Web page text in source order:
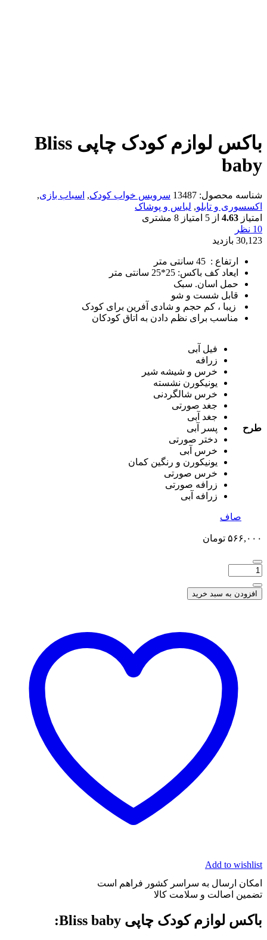
باکس لوازم کودک چاپی Bliss
baby
شناسه محصول: 13487 سرویس خواب کودک, اسباب بازی,
اکسسوری و تابلو, لباس و پوشاک
امتیاز 4.63 از 5 امتیاز 8 مشتری
10 نظر
30,123 بازدید
ارتفاع : 45 سانتی متر
ایعاد کف باکس: 25*25 سانتی متر
حمل اسان. سبک
قابل شست و شو
زیبا ، کم حجم و شادی آفرین برای کودک
مناسب برای نظم دادن به اتاق کودکان
طرح
فیل آبی
زرافه
خرس و شیشه شیر
یونیکورن نشسته
خرس شالگردنی
جغد صورتی
جغد آبی
پسر آبی
دختر صورتی
خرس آبی
یونیکورن و رنگین کمان
خرس صورتی
زرافه صورتی
زرافه آبی
صاف
۵۶۶,۰۰۰ تومان
افزودن به سبد خرید
Add to wishlist
امکان ارسال به سراسر کشور فراهم است
تضمین اصالت و سلامت کالا
باکس لوازم کودک چاپی Bliss baby: